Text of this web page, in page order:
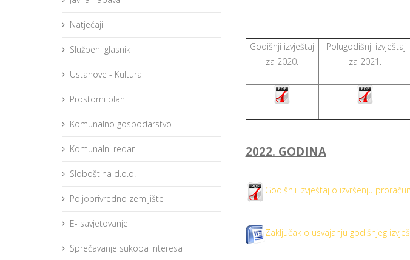
Natječaji
Službeni glasnik
Ustanove - Kultura
Prostorni plan
Komunalno gospodarstvo
Komunalni redar
Sloboština d.o.o.
Poljoprivredno zemljište
E- savjetovanje
Sprečavanje sukoba interesa
Godišnji izvještaj
za 2020.
Polugodišnji izvještaj
za 2021.
2022. GODINA
Godišnji izvještaj o izvršenju
Zaključak o usvajanju godišnjeg